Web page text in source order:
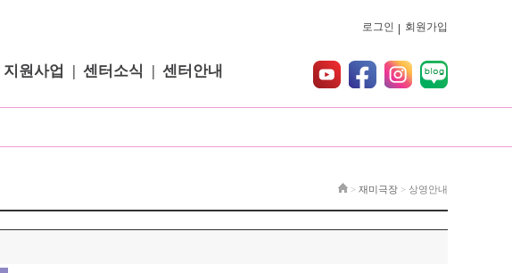
로그인 회원가입
지원사업 센터소식 센터안내
> 재미극장 > 상영안내